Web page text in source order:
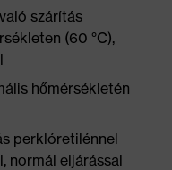
szárítás
(60 °C),
hőmérsékletén
perklóretilénnel
normál eljárással